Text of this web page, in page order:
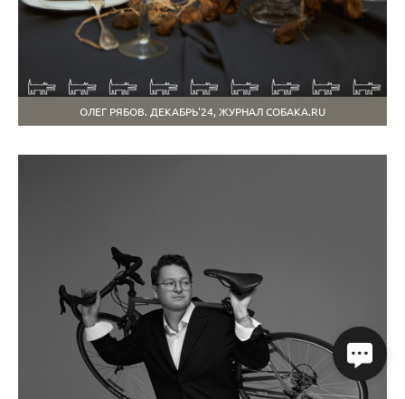
ОЛЕГ РЯБОВ. ДЕКАБРЬ'24, ЖУРНАЛ СОБАКА.RU